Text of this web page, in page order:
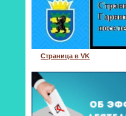
Страница в VK